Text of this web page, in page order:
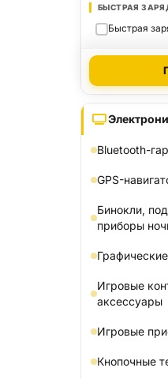
БЫСТРАЯ
Быстрая
Bluetooth-
GPS-
Бинокли,
приборы
Игровые
аксессуары
Игровые
Кнопочные